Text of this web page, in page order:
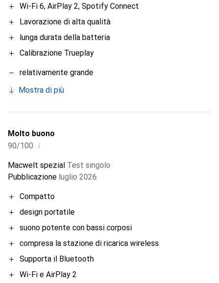
Wi-Fi 6, AirPlay 2, Spotify Connect
Lavorazione di alta qualità
lunga durata della batteria
Calibrazione Trueplay
relativamente grande
Mostra di più
Molto buono
90/100 i
Macwelt spezial Test singolo
Pubblicazione luglio 2026
Compatto
design portatile
suono potente con bassi corposi
compresa la stazione di ricarica wireless
Supporta il Bluetooth
Wi-Fi e AirPlay 2